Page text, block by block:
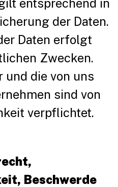
entsprechend in
der Daten.
Daten erfolgt
Zwecken.
und die von uns
sind von
verpflichtet.
Beschwerde